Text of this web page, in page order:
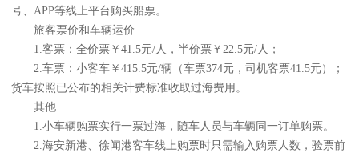
号、APP等线上平台购买船票。
旅客票价和车辆运价
1.客票：全价票￥41.5元/人，半价票￥22.5元/人；
2.车票：小客车￥415.5元/辆（车票374元，司机客票41.5元）；
货车按照已公布的相关计费标准收取过海费用。
其他
1.小车辆购票实行一票过海，随车人员与车辆同一订单购票。
2.海安新港、徐闻港客车线上购票时只需输入购票人数，验票前